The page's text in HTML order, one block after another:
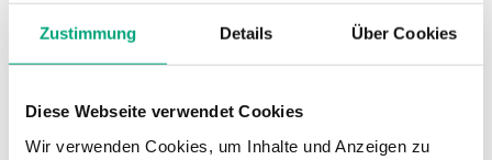
Zustimmung Details Über Cookies
Diese Webseite verwendet Cookies
Wir verwenden Cookies, um Inhalte und Anzeigen zu